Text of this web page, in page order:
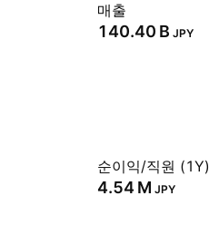
매출
‪140.40 B‬ JPY
순이익/직원 (1Y)
‪4.54 M‬ JPY